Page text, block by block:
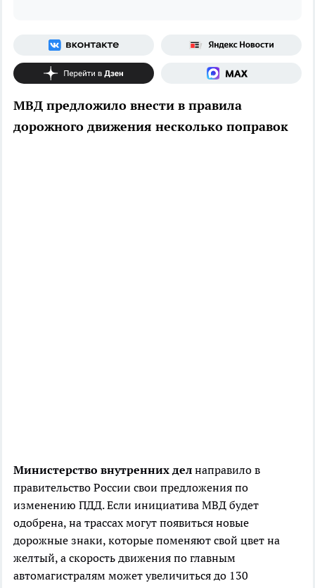
МВД предложило внести в правила
дорожного движения несколько поправок
Министерство внутренних дел направило в
правительство России свои предложения по
изменению ПДД. Если инициатива МВД будет
одобрена, на трассах могут появиться новые
дорожные знаки, которые поменяют свой цвет на
желтый, а скорость движения по главным
автомагистралям может увеличиться до 130